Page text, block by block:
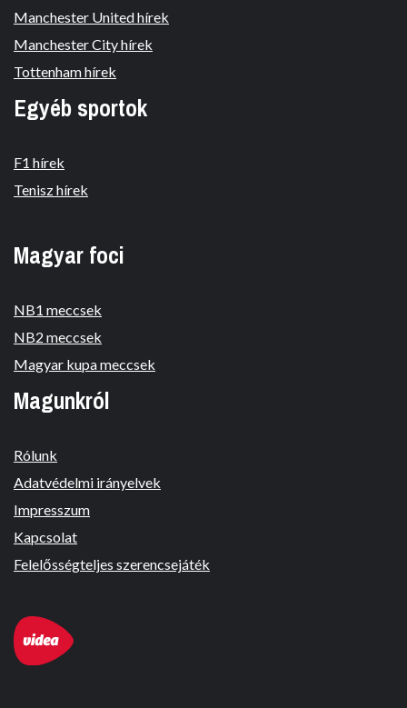
Manchester United hírek
Manchester City hírek
Tottenham hírek
Egyéb sportok
F1 hírek
Tenisz hírek
Magyar foci
NB1 meccsek
NB2 meccsek
Magyar kupa meccsek
Magunkról
Rólunk
Adatvédelmi irányelvek
Impresszum
Kapcsolat
Felelősségteljes szerencsejáték